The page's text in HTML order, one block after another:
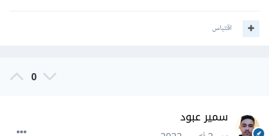
اقتباس
0
سمير عبود